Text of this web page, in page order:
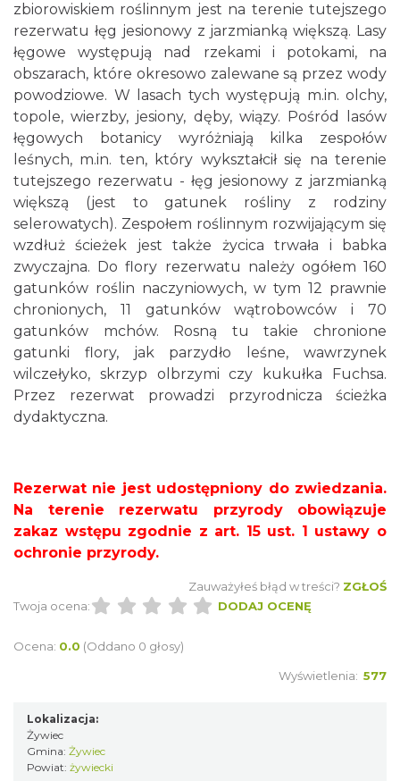
zbiorowiskiem roślinnym jest na terenie tutejszego
rezerwatu łęg jesionowy z jarzmianką większą. Lasy
łęgowe występują nad rzekami i potokami, na
obszarach, które okresowo zalewane są przez wody
powodziowe. W lasach tych występują m.in. olchy,
topole, wierzby, jesiony, dęby, wiązy. Pośród lasów
łęgowych botanicy wyróżniają kilka zespołów
leśnych, m.in. ten, który wykształcił się na terenie
tutejszego rezerwatu - łęg jesionowy z jarzmianką
większą (jest to gatunek rośliny z rodziny
selerowatych). Zespołem roślinnym rozwijającym się
wzdłuż ścieżek jest także życica trwała i babka
zwyczajna. Do flory rezerwatu należy ogółem 160
gatunków roślin naczyniowych, w tym 12 prawnie
chronionych, 11 gatunków wątrobowców i 70
gatunków mchów. Rosną tu takie chronione
gatunki flory, jak parzydło leśne, wawrzynek
wilczełyko, skrzyp olbrzymi czy kukułka Fuchsa.
Przez rezerwat prowadzi przyrodnicza ścieżka
dydaktyczna.
Rezerwat nie jest udostępniony do zwiedzania.
Na terenie rezerwatu przyrody obowiązuje
zakaz wstępu zgodnie z art. 15 ust. 1 ustawy o
ochronie przyrody.
Zauważyłeś błąd w treści? ZGŁOŚ
Twoja ocena:
DODAJ OCENĘ
Ocena: 0.0 (Oddano 0 głosy)
Wyświetlenia: 577
Lokalizacja:
Żywiec
Gmina: Żywiec
Powiat: żywiecki